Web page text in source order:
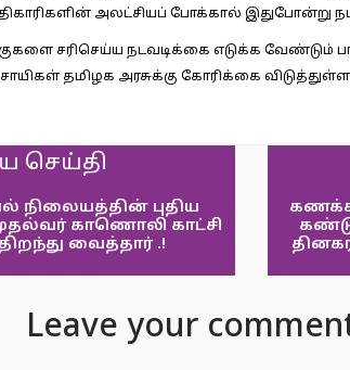
அலட்சியப் போக்கால் இதுபோன்று
சரிசெய்ய நடவடிக்கை எடுக்க வேண்டும்
தமிழக அரசுக்கு கோரிக்கை
செய்தி
நிலையத்தின் புதிய
காணொலி காட்சி
வைத்தார் .!
Leave your